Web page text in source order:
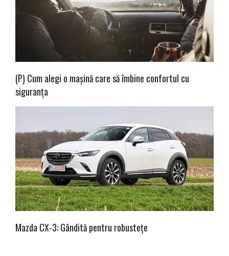
(P) Cum alegi o mașină care să îmbine confortul cu
siguranța
Mazda CX-3: Gândită pentru robustețe